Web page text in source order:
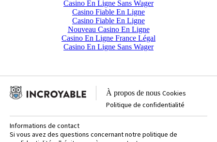
Casino En Ligne Sans Wager
Casino Fiable En Ligne
Casino Fiable En Ligne
Nouveau Casino En Ligne
Casino En Ligne France Légal
Casino En Ligne Sans Wager
À propos de nous Cookies
Politique de confidentialité
Informations de contact
Si vous avez des questions concernant notre politique de